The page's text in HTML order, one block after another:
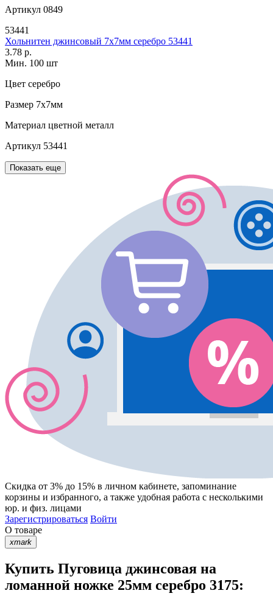
Артикул 0849
53441
Хольнитен джинсовый 7х7мм серебро 53441
3.78 р.
Мин. 100 шт
Цвет серебро
Размер 7х7мм
Материал цветной металл
Артикул 53441
Показать еще
Скидка от 3% до 15% в личном кабинете, запоминание
корзины и избранного, а также удобная работа с несколькими
юр. и физ. лицами
Зарегистрироваться Войти
О товаре
xmark
Купить Пуговица джинсовая на
ломанной ножке 25мм серебро 3175: